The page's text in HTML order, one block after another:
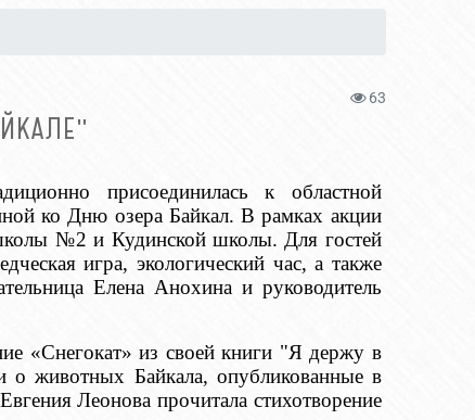
63
присоединилась к областной
ко Дню озера Байкал. В рамках акции
№2 и Кудинской школы. Для гостей
игра, экологический час, а также
Елена Анохина и руководитель
«Снегокат» из своей книги "Я держу в
о животных Байкала, опубликованные в
Леонова прочитала стихотворение